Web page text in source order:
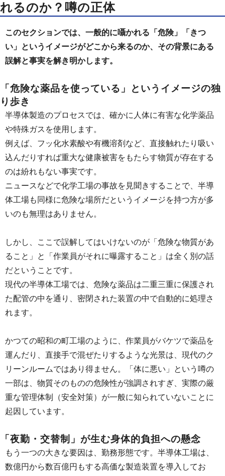
れるのか？噂の正体
このセクションでは、一般的に囁かれる「危険」「きつ
い」というイメージがどこから来るのか、その背景にある
誤解と事実を解き明かします。
「危険な薬品を使っている」というイメージの独
り歩き
半導体製造のプロセスでは、確かに人体に有害な化学薬品
や特殊ガスを使用します。
例えば、フッ化水素酸や有機溶剤など、直接触れたり吸い
込んだりすれば重大な健康被害をもたらす物質が存在する
のは紛れもない事実です。
ニュースなどで化学工場の事故を見聞きすることで、半導
体工場も同様に危険な場所だというイメージを持つ方が多
いのも無理はありません。
しかし、ここで誤解してはいけないのが「危険な物質があ
ること」と「作業員がそれに曝露すること」は全く別の話
だということです。
現代の半導体工場では、危険な薬品は二重三重に保護され
た配管の中を通り、密閉された装置の中で自動的に処理さ
れます。
かつての昭和の町工場のように、作業員がバケツで薬品を
運んだり、直接手で混ぜたりするような光景は、現代のク
リーンルームではあり得ません。「体に悪い」という噂の
一部は、物質そのものの危険性が強調されすぎ、実際の厳
重な管理体制（安全対策）が一般に知られていないことに
起因しています。
「夜勤・交替制」が生む身体的負担への懸念
もう一つの大きな要因は、勤務形態です。半導体工場は、
数億円から数百億円もする高価な製造装置を導入してお